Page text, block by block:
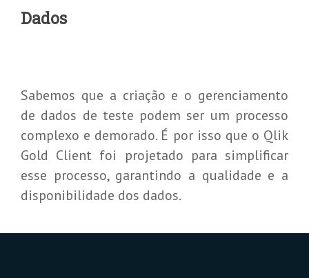
Dados
Sabemos que a criação e o gerenciamento
de dados de teste podem ser um processo
complexo e demorado. É por isso que o Qlik
Gold Client foi projetado para simplificar
esse processo, garantindo a qualidade e a
disponibilidade dos dados.